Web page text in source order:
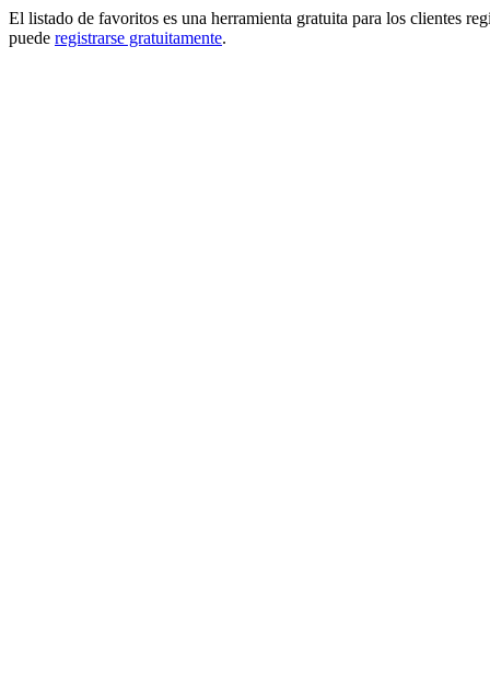
El listado de favoritos es una herramienta gratuita para los clientes
puede registrarse gratuitamente.